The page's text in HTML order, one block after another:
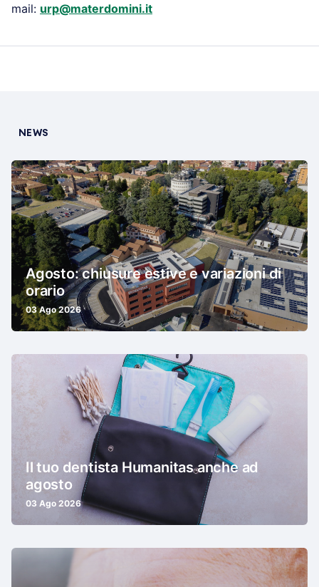
mail: urp@materdomini.it
NEWS
Agosto: chiusure estive e variazioni di
orario
03 Ago 2026
Il tuo dentista Humanitas anche ad
agosto
03 Ago 2026